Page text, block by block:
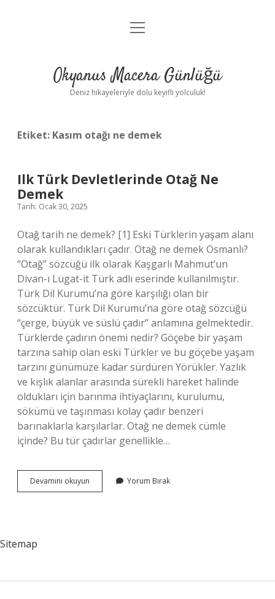
Anasayfa
Yasal Uyarı
menüyü
Okyanus Macera Günlüğü
Deniz hikayeleriyle dolu keyifli yolculuk!
Etiket: Kasım otağı ne demek
Ilk Türk Devletlerinde Otağ Ne
Demek
Tarih: Ocak 30, 2025
Otağ tarih ne demek? [1] Eski Türklerin yaşam alanı
olarak kullandıkları çadır. Otağ ne demek Osmanlı?
“Otağ” sözcüğü ilk olarak Kaşgarlı Mahmut’un
Divan-ı Lügat-it Türk adlı eserinde kullanılmıştır.
Türk Dil Kurumu’na göre karşılığı olan bir
sözcüktür. Türk Dil Kurumu’na göre otağ sözcüğü
“çerge, büyük ve süslü çadır” anlamına gelmektedir.
Türklerde çadırın önemi nedir? Göçebe bir yaşam
tarzına sahip olan eski Türkler ve bu göçebe yaşam
tarzını günümüze kadar sürdüren Yörükler. Yazlık
ve kışlık alanlar arasında sürekli hareket halinde
oldukları için barınma ihtiyaçlarını, kurulumu,
sökümü ve taşınması kolay çadır benzeri
barınaklarla karşılarlar. Otağ ne demek cümle
içinde? Bu tür çadırlar genellikle…
Devamını okuyun
Türk
Yorum Bırak
Sitemap